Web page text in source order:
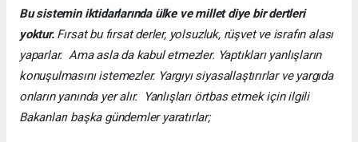
Bu sistemin iktidarlarında ülke ve millet diye bir dertleri
yoktur.Fırsat bu fırsat derler, yolsuzluk, rüşvet ve israfın alası
yaparlar. Ama asla da kabul etmezler. Yaptıkları yanlışların
konuşulmasını istemezler. Yargıyı siyasallaştırırlar ve yargıda
onların yanında yer alır. Yanlışları örtbas etmek için ilgili
Bakanları başka gündemler yaratırlar;